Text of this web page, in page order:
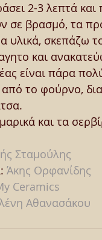
2-3 λεπτά και
σε βρασμό, τα
υλικά, σκεπάζω
και
είναι πάρα
το φούρνο,
και τα
Σταμούλης
Άκης Ορφανίδης
Ceramics
Αθανασάκου